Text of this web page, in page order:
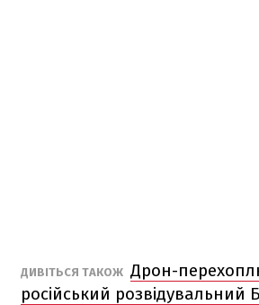
ДИВІТЬСЯ ТАКОЖ Дрон-
російський розвідувальний